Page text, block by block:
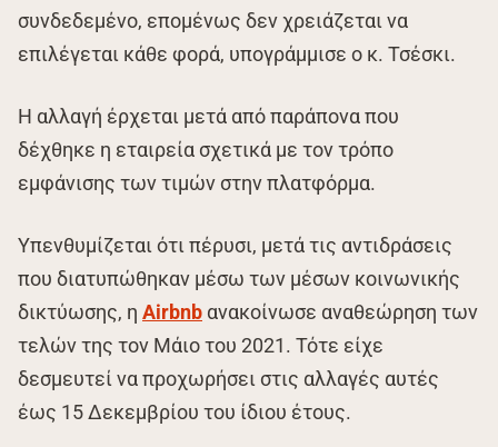
συνδεδεμένο, επομένως δεν χρειάζεται να
επιλέγεται κάθε φορά, υπογράμμισε ο κ. Τσέσκι.
Η αλλαγή έρχεται μετά από παράπονα που
δέχθηκε η εταιρεία σχετικά με τον τρόπο
εμφάνισης των τιμών στην πλατφόρμα.
Υπενθυμίζεται ότι πέρυσι, μετά τις αντιδράσεις
που διατυπώθηκαν μέσω των μέσων κοινωνικής
δικτύωσης, η Airbnb ανακοίνωσε αναθεώρηση των
τελών της τον Μάιο του 2021. Τότε είχε
δεσμευτεί να προχωρήσει στις αλλαγές αυτές
έως 15 Δεκεμβρίου του ίδιου έτους.